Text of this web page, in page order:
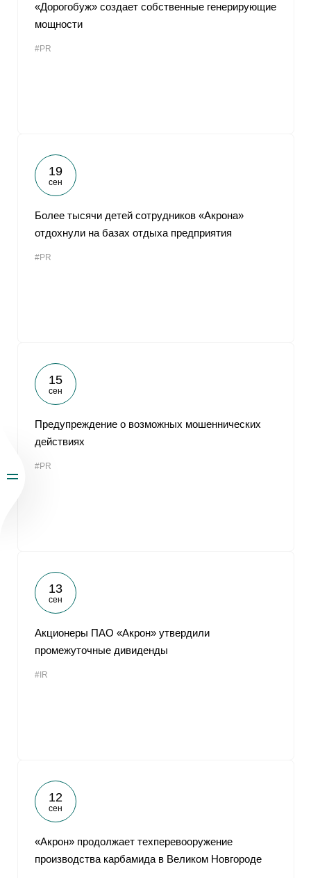
«Дорогобуж» создает собственные генерирующие
мощности
#PR
19
сен
Более тысячи детей сотрудников «Акрона»
отдохнули на базах отдыха предприятия
#PR
15
сен
Предупреждение о возможных мошеннических
действиях
#PR
13
сен
Акционеры ПАО «Акрон» утвердили
промежуточные дивиденды
#IR
12
сен
«Акрон» продолжает техперевооружение
производства карбамида в Великом Новгороде